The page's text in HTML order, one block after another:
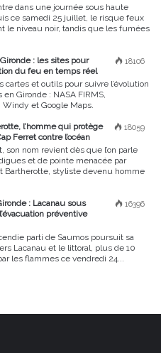
dans une journée sous haute
ce samedi 25 juillet, le risque feux
le niveau noir, tandis que les fumées
18106
: les sites pour
du feu en temps réel
cartes et outils pour suivre l’évolution
Gironde : NASA FIRMS,
Windy et Google Maps.
18059
l’homme qui protège
Ferret contre l’océan
son nom revient dès que l’on parle
et de pointe menacée par
Bartherotte, styliste devenu homme
16396
: Lacanau sous
préventive
parti de Saumos poursuit sa
Lacanau et le littoral, plus de 10
les flammes ce vendredi 24...